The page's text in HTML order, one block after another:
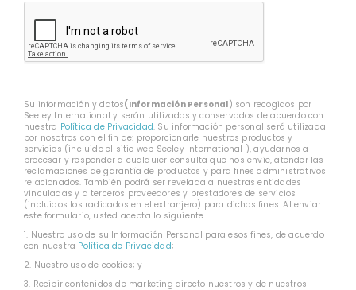
Su información y datos(Información Personal ) son recogidos por
Seeley International y serán utilizados y conservados de acuerdo con
nuestra Política de Privacidad. Su información personal será utilizada
por nosotros con el fin de: proporcionarle nuestros productos y
servicios (incluido el sitio web Seeley International ), ayudarnos a
procesar y responder a cualquier consulta que nos envíe, atender las
reclamaciones de garantía de productos y para fines administrativos
relacionados. También podrá ser revelada a nuestras entidades
vinculadas y a terceros proveedores y prestadores de servicios
(incluidos los radicados en el extranjero) para dichos fines. Al enviar
este formulario, usted acepta lo siguiente
1. Nuestro uso de su Información Personal para esos fines, de acuerdo
con nuestra Política de Privacidad;
2. Nuestro uso de cookies; y
3. Recibir contenidos de marketing directo nuestros y de nuestros